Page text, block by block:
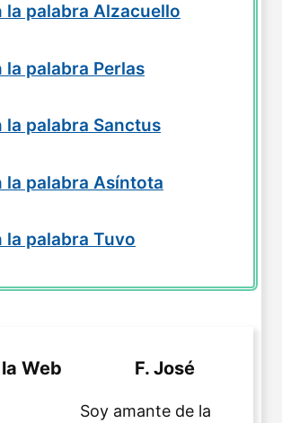
la palabra Alzacuello
la palabra Perlas
la palabra Sanctus
la palabra Asíntota
la palabra Tuvo
Web F. José
Soy amante de la